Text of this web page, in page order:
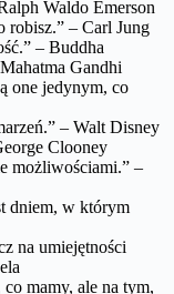
Waldo Emerson
robisz.” – Carl Jung
– Buddha
Gandhi
one jedynym, co
– Walt Disney
Clooney
możliwościami.” –
dniem, w którym
na umiejętności
mamy, ale na tym,